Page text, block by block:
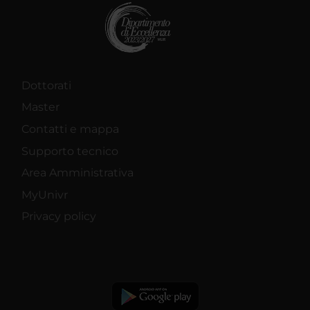
Dottorati
Master
Contatti e mappa
Supporto tecnico
Area Amministrativa
MyUnivr
Privacy policy